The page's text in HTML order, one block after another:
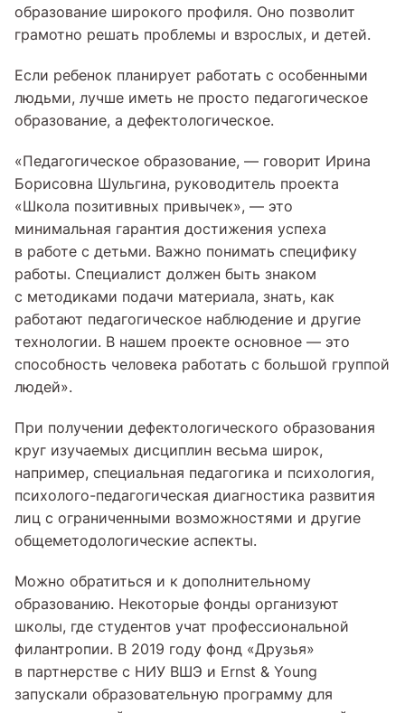
образование широкого профиля. Оно позволит
грамотно решать проблемы и взрослых, и детей.
Если ребенок планирует работать с особенными
людьми, лучше иметь не просто педагогическое
образование, а дефектологическое.
«Педагогическое образование, — говорит Ирина
Борисовна Шульгина, руководитель проекта
«Школа позитивных привычек», — это
минимальная гарантия достижения успеха
в работе с детьми. Важно понимать специфику
работы. Специалист должен быть знаком
с методиками подачи материала, знать, как
работают педагогическое наблюдение и другие
технологии. В нашем проекте основное — это
способность человека работать с большой группой
людей».
При получении дефектологического образования
круг изучаемых дисциплин весьма широк,
например, специальная педагогика и психология,
психолого-педагогическая диагностика развития
лиц с ограниченными возможностями и другие
общеметодологические аспекты.
Можно обратиться и к дополнительному
образованию. Некоторые фонды организуют
школы, где студентов учат профессиональной
филантропии. В 2019 году фонд «Друзья»
в партнерстве с НИУ ВШЭ и Ernst & Young
запускали образовательную программу для